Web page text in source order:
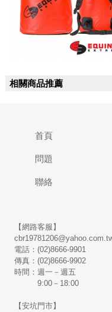
相關商品推薦
首頁
問題
聯絡
【網路客服】
電話：(02)8666-9901
傳真：(02)8666-9902
時間：週一－週五
9:00－18:00
【安坑門市】